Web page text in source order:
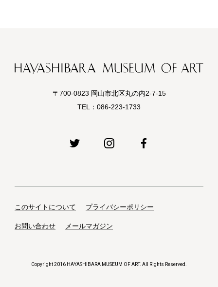
〒700-0823 岡山市北区丸の内2-7-15
TEL： 086-223-1733
このサイトについて プライバシーポリシー
お問い合わせ メールマガジン
Copyright 2016 HAYASHIBARA MUSEUM OF ART. All Rights Reserved.